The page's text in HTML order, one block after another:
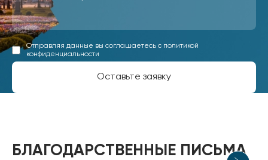
Отправляя данные вы соглашаетесь с политикой
конфиденциальности
Оставьте заявку
БЛАГОДАРСТВЕННЫЕ ПИСЬМА